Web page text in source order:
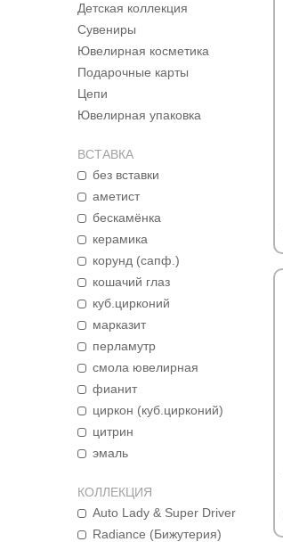
Детская коллекция
Сувениры
Ювелирная косметика
Подарочные карты
Цепи
Ювелирная упаковка
ВСТАВКА
без вставки
аметист
бескамёнка
керамика
корунд (сапф.)
кошачий глаз
куб.цирконий
марказит
перламутр
смола ювелирная
фианит
циркон (куб.цирконий)
цитрин
эмаль
КОЛЛЕКЦИЯ
Auto Lady & Super Driver
Radiance (Бижутерия)